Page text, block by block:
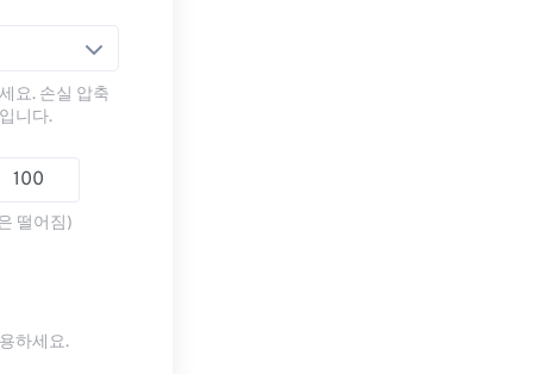
요. 손실 압축
니다.
떨어짐)
하세요.